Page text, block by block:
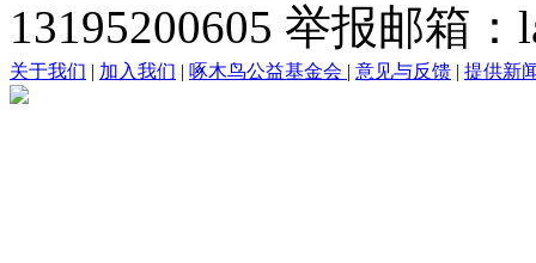
13195200605 举报邮箱
关于我们 | 加入我们 | 啄木鸟公益基金会 | 意见与反馈 | 提供新